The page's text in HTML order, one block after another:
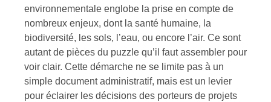
environnementale englobe la prise en compte de
nombreux enjeux, dont la santé humaine, la
biodiversité, les sols, l’eau, ou encore l’air. Ce sont
autant de pièces du puzzle qu’il faut assembler pour
voir clair. Cette démarche ne se limite pas à un
simple document administratif, mais est un levier
pour éclairer les décisions des porteurs de projets